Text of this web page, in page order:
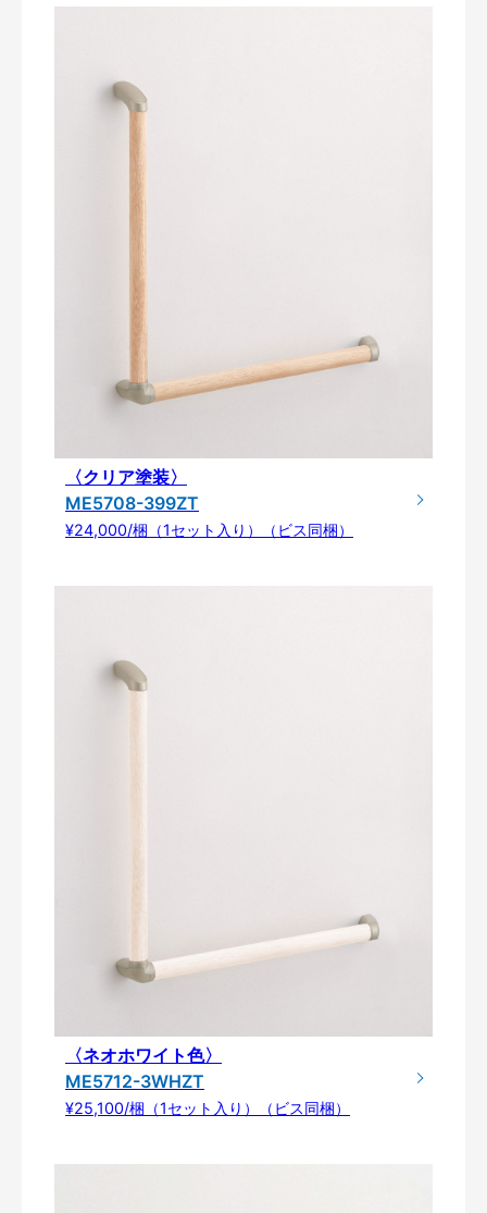
〈クリア塗装〉
ME5708-399ZT
¥24,000/梱（1セット入り）（ビス同梱）
〈ネオホワイト色〉
ME5712-3WHZT
¥25,100/梱（1セット入り）（ビス同梱）